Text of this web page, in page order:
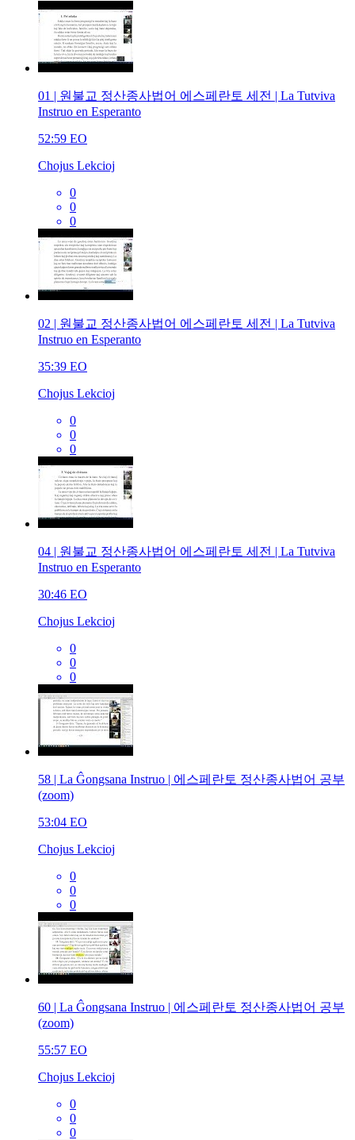
01 | 원불교 정산종사법어 에스페란토 세전 | La Tutviva
Instruo en Esperanto
52:59 EO
Chojus Lekcioj
0
0
0
02 | 원불교 정산종사법어 에스페란토 세전 | La Tutviva
Instruo en Esperanto
35:39 EO
Chojus Lekcioj
0
0
0
04 | 원불교 정산종사법어 에스페란토 세전 | La Tutviva
Instruo en Esperanto
30:46 EO
Chojus Lekcioj
0
0
0
58 | La Ĝongsana Instruo | 에스페란토 정산종사법어 공부
(zoom)
53:04 EO
Chojus Lekcioj
0
0
0
60 | La Ĝongsana Instruo | 에스페란토 정산종사법어 공부
(zoom)
55:57 EO
Chojus Lekcioj
0
0
0